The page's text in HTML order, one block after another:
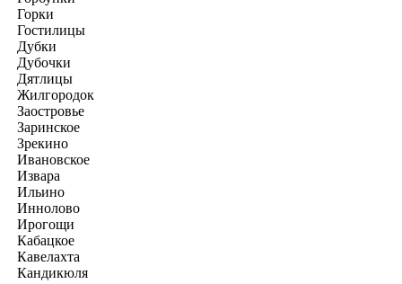
Горки
Гостилицы
Дубки
Дубочки
Дятлицы
Жилгородок
Заостровье
Заринское
Зрекино
Ивановское
Извара
Ильино
Иннолово
Ирогощи
Кабацкое
Кавелахта
Кандикюля